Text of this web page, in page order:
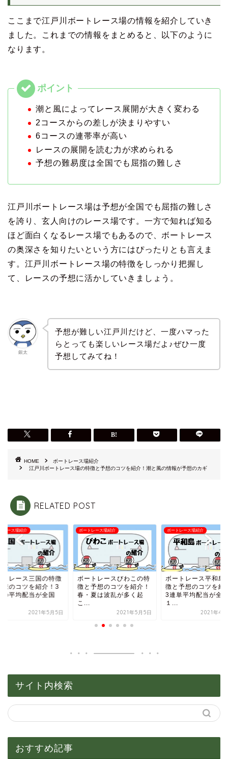
ここまで江戸川ボートレース場の情報を紹介していき
ました。これまでの情報をまとめると、以下のように
なります。
潮と風によってレース展開が大きく変わる
2コースからの差しが決まりやすい
6コースの連帯率が高い
レースの展開を読む力が求められる
予想の難易度は全国でも屈指の難しさ
江戸川ボートレース場は予想が全国でも屈指の難しさ
を誇り、玄人向けのレース場です。一方で知れば知る
ほど面白くなるレース場でもあるので、ボートレース
の奥深さを知りたいという方にはぴったりとも言えま
す。江戸川ボートレース場の特徴をしっかり把握し
て、レースの予想に活かしていきましょう。
銀太
予想が難しい江戸川だけど、一度ハマった
らとっても楽しいレース場だよ♪ぜひ一度
予想してみてね！
HOME
ボートレース場紹介
江戸川ボートレース場の特徴と予想のコツを紹介！潮と風の情報が予想のカギ
RELATED POST
レース場紹介
トレース三国の特徴
想のコツを紹介！3
の平均配当が全国
2021年5月5日
ボートレース場紹介
ボートレースびわこの特
徴と予想のコツを紹介！
春・夏は波乱が多く起
こ...
2021年5月5日
ボートレース場紹介
ボートレース平和島
徴と予想のコツを紹
3連単平均配当が全
１...
2021年4
サイト内検索
おすすめ記事